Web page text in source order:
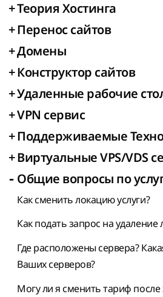
+Теория Хостинга
+Перенос сайтов
+Домены
+Конструктор сайтов
+Удаленные рабочие
+VPN сервис
+Поддерживаемые
+Виртуальные VPS/VDS
- Общие вопросы по
Как сменить локацию услуги?
Как подать запрос на
Где расположены сервера?
Ваших серверов?
Могу ли я сменить тариф после